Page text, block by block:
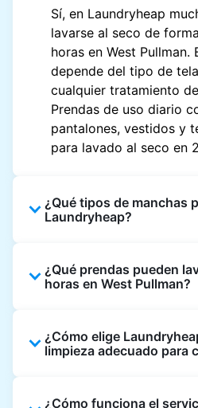
Sí, en Laundryheap
lavarse al seco de
horas en West
depende del tipo de
cualquier tratamiento
Prendas de uso diario
pantalones, vestidos y
para lavado al seco en
¿Qué tipos de manchas
Laundryheap?
como aceite, grasa,
sudor y tinta mediante
según el tipo de tela y
mancha.
¿Qué prendas pueden
horas en West Pullman?
prendas de uso diario
incluyendo camisas,
cuidado especializado,
¿Cómo elige
limpieza adecuado para
¿Cómo funciona el